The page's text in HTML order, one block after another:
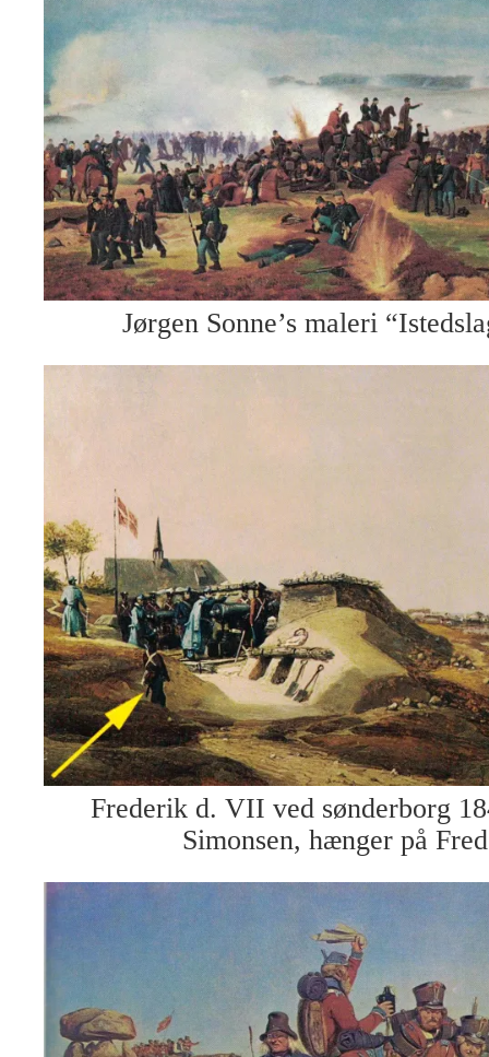
Jørgen Sonne’s maleri
Frederik d. VII ved sønderborg
Simonsen, hænger på